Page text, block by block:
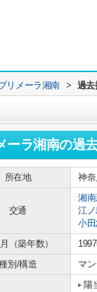
リメーラ湘南 > 過去
ーラ湘南の過
所在地 神
交通
湘
江
小
（築年数）
別/構造
マ
陽